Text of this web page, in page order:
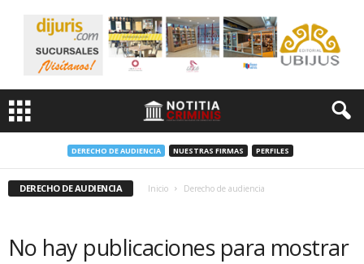
DERECHO DE AUDIENCIA NUESTRAS FIRMAS PERFILES
DERECHO DE AUDIENCIA Inicio Derecho de audiencia
No hay publicaciones para mostrar